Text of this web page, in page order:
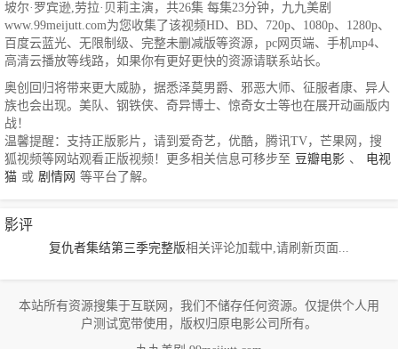
坡尔·罗宾逊,劳拉·贝莉主演，共26集 每集23分钟，九九美剧
www.99meijutt.com为您收集了该视频HD、BD、720p、1080p、1280p、
百度云蓝光、无限制级、完整未删减版等资源，pc网页端、手机mp4、
高清云播放等线路，如果你有更好更快的资源请联系站长。
奥创回归将带来更大威胁，据悉泽莫男爵、邪恶大师、征服者康、异人
族也会出现。美队、钢铁侠、奇异博士、惊奇女士等也在展开动画版内
战！
温馨提醒：支持正版影片，请到爱奇艺，优酷，腾讯TV，芒果网，搜
狐视频等网站观看正版视频！更多相关信息可移步至 豆瓣电影 、
电视
猫 或 剧情网 等平台了解。
影评
复仇者集结第三季完整版相关评论加载中,请刷新页面...
本站所有资源搜集于互联网，我们不储存任何资源。仅提供个人用
户测试宽带使用，版权归原电影公司所有。